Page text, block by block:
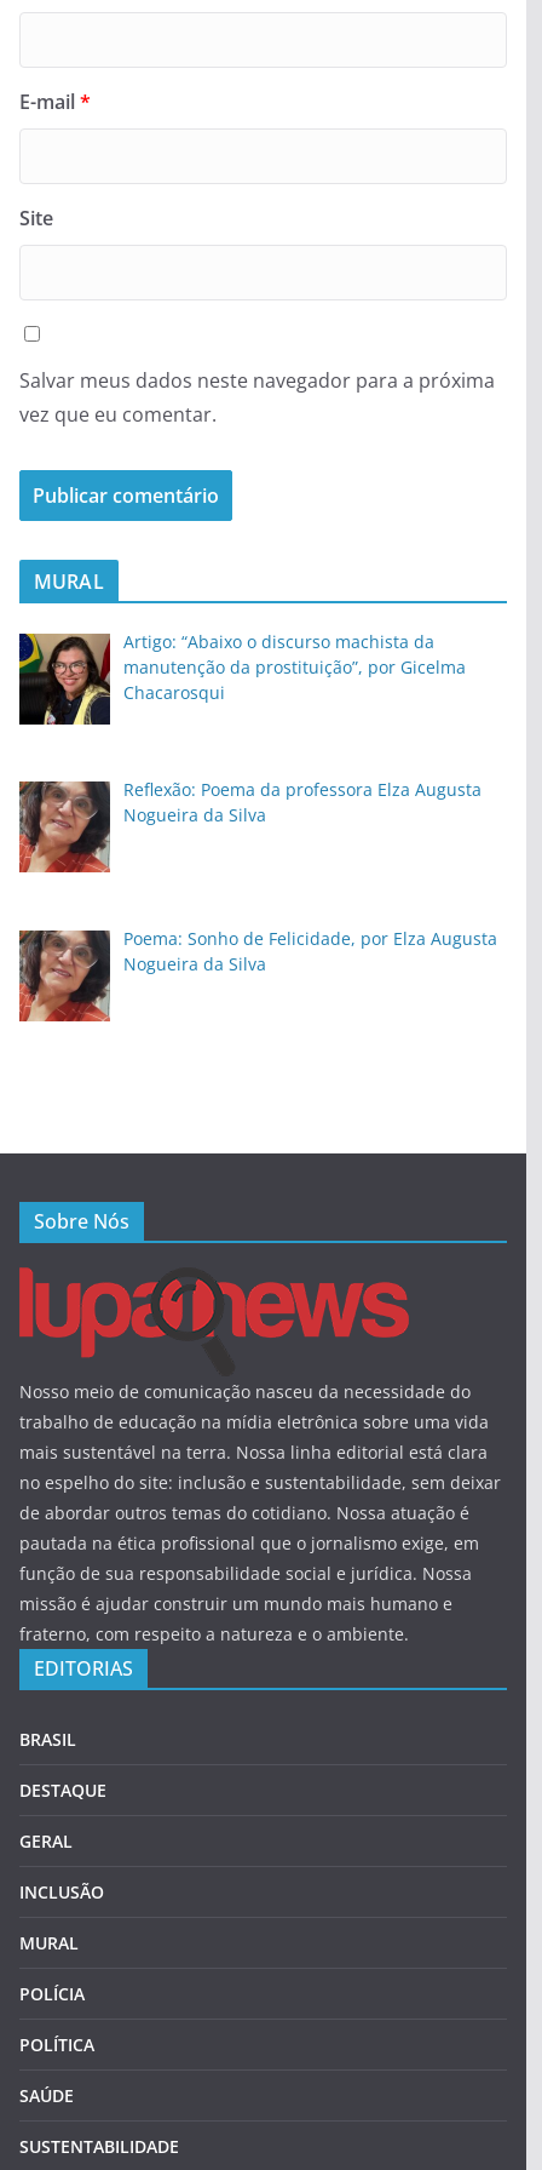
E-mail*
Site
Salvar meus dados neste navegador para a próxima
vez que eu comentar.
MURAL
Artigo: “Abaixo o discurso machista da
manutenção da prostituição”, por Gicelma
Chacarosqui
Reflexão: Poema da professora Elza Augusta
Nogueira da Silva
Poema: Sonho de Felicidade, por Elza Augusta
Nogueira da Silva
Sobre Nós
Nosso meio de comunicação nasceu da necessidade do
trabalho de educação na mídia eletrônica sobre uma vida
mais sustentável na terra. Nossa linha editorial está clara
no espelho do site: inclusão e sustentabilidade, sem deixar
de abordar outros temas do cotidiano. Nossa atuação é
pautada na ética profissional que o jornalismo exige, em
função de sua responsabilidade social e jurídica. Nossa
missão é ajudar construir um mundo mais humano e
fraterno, com respeito a natureza e o ambiente.
EDITORIAS
BRASIL
DESTAQUE
GERAL
INCLUSÃO
MURAL
POLÍCIA
POLÍTICA
SAÚDE
SUSTENTABILIDADE